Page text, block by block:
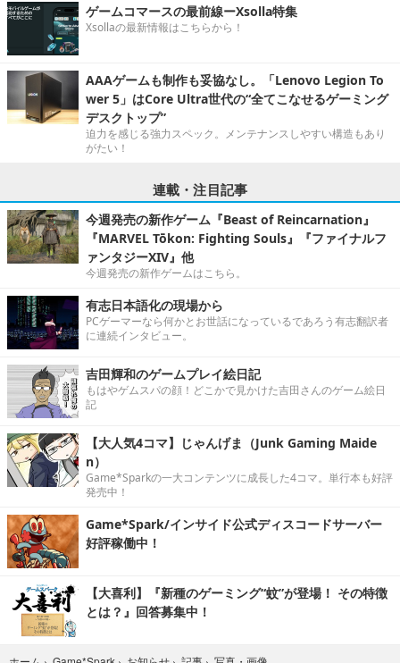
ゲームコマースの最前線ーXsolla特集
Xsollaの最新情報はこちらから！
AAAゲームも制作も妥協なし。「Lenovo Legion To
wer 5」はCore Ultra世代の“全てこなせるゲーミング
デスクトップ”
迫力を感じる強力スペック。メンテナンスしやすい構造もあり
がたい！
連載・注目記事
今週発売の新作ゲーム『Beast of Reincarnation』
『MARVEL Tōkon: Fighting Souls』『ファイナルフ
ァンタジーXIV』他
今週発売の新作ゲームはこちら。
有志日本語化の現場から
PCゲーマーなら何かとお世話になっているであろう有志翻訳者
に連続インタビュー。
吉田輝和のゲームプレイ絵日記
もはやゲムスパの顔！どこかで見かけた吉田さんのゲーム絵日
記
【大人気4コマ】じゃんげま（Junk Gaming Maide
n）
Game*Sparkの一大コンテンツに成長した4コマ。単行本も好評
発売中！
Game*Spark/インサイド公式ディスコードサーバー
好評稼働中！
【大喜利】『新種のゲーミング“蚊”が登場！ その特徴
とは？』回答募集中！